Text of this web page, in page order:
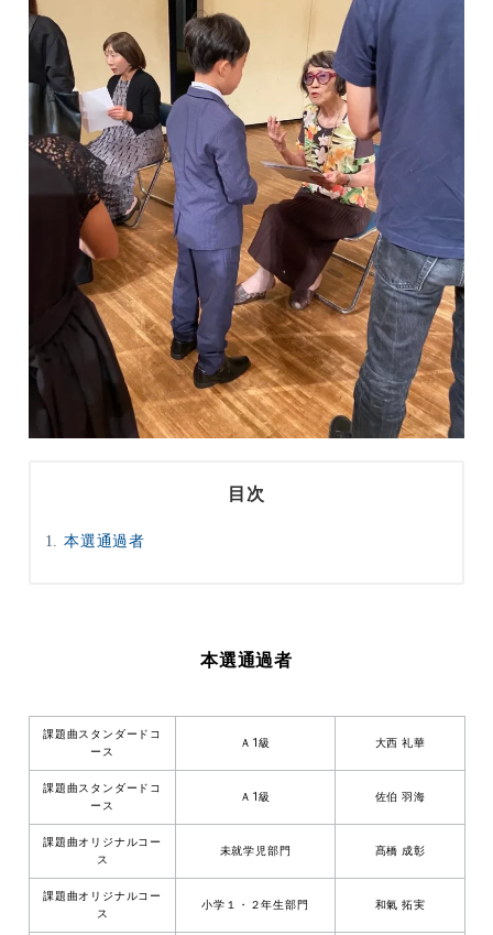
目次
本選通過者
本選通過者
課題曲スタンダードコ
ース
Ａ1級 大西 礼華
課題曲スタンダードコ
ース
Ａ1級 佐伯 羽海
課題曲オリジナルコー
ス
未就学児部門 髙橋 成彰
課題曲オリジナルコー
ス
小学１・２年生部門 和氣 拓実